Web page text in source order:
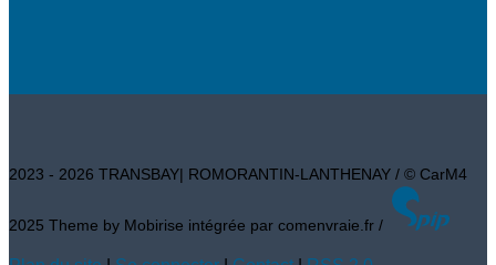
2023 - 2026 TRANSBAY| ROMORANTIN-LANTHENAY / © CarM4
2025 Theme by Mobirise intégrée par comenvraie.fr /